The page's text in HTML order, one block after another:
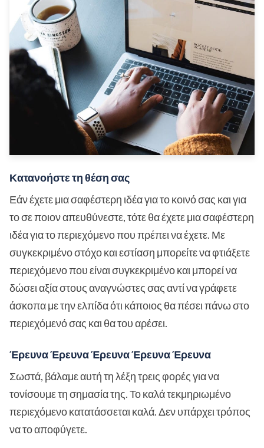
Κατανοήστε τη θέση σας
Εάν έχετε μια σαφέστερη ιδέα για το κοινό σας και για
το σε ποιον απευθύνεστε, τότε θα έχετε μια σαφέστερη
ιδέα για το περιεχόμενο που πρέπει να έχετε. Με
συγκεκριμένο στόχο και εστίαση μπορείτε να φτιάξετε
περιεχόμενο που είναι συγκεκριμένο και μπορεί να
δώσει αξία στους αναγνώστες σας αντί να γράφετε
άσκοπα με την ελπίδα ότι κάποιος θα πέσει πάνω στο
περιεχόμενό σας και θα του αρέσει.
Έρευνα Έρευνα Έρευνα Έρευνα Έρευνα
Σωστά, βάλαμε αυτή τη λέξη τρεις φορές για να
τονίσουμε τη σημασία της. Το καλά τεκμηριωμένο
περιεχόμενο κατατάσσεται καλά. Δεν υπάρχει τρόπος
να το αποφύγετε.